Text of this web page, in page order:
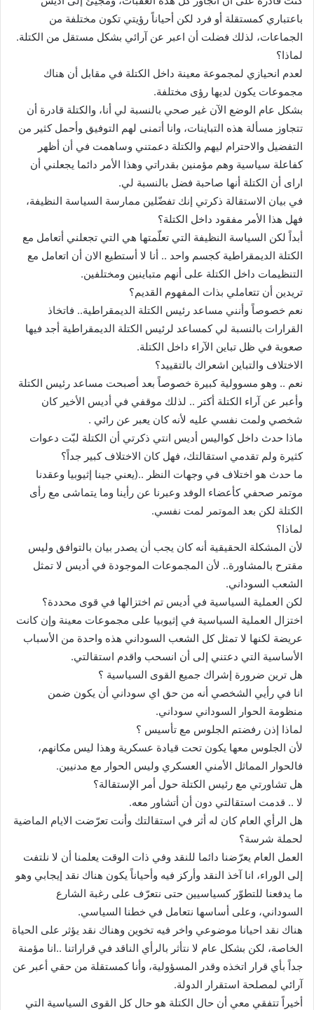
باعتباري كمستقلة أو فرد لكن أحياناً رؤيتي تكون مختلفة من
الجماعات، لذلك فضلت أن اعبر عن آرائي بشكل مستقل من الكتلة.
لماذا؟
لعدم انحيازي لمجموعة معينة داخل الكتلة في مقابل أن هناك
مجموعات يكون لديها رؤى مختلفة.
بشكل عام الوضع الآن غير صحي بالنسبة لي أنا، والكتلة قادرة أن
تتجاوز مسألة هذه التباينات، وانا أتمنى لهم التوفيق وأحمل كثير من
التفضيل والاحترام ليهم والكتلة دعمتني وساهمت في أن أظهر
كفاعلة سياسية وهم مؤمنين بقدراتي وهذا الأمر دائما يجعلني أن
اراى أن الكتلة أنها صاحبة فضل بالنسبة لي.
في بيان الاستقالة ذكرتي إنك تفضّلين ممارسة السياسة النظيفة،
فهل هذا الأمر مفقود داخل الكتلة؟
أبداً لكن السياسة النظيفة التي تعلّمتها هي التي تجعلني أتعامل مع
الكتلة الديمقراطية كجسم واحد .. أنا لا أستطيع الان أن اتعامل مع
التنظيمات داخل الكتلة على أنهم متباينين ومختلفين.
تريدين أن تتعاملي بذات المفهوم القديم؟
نعم خصوصاً وأنني مساعد رئيس الكتلة الديمقراطية.. فاتخاذ
القرارات بالنسبة لي كمساعد لرئيس الكتلة الديمقراطية أجد فيها
صعوبة في ظل تباين الآراء داخل الكتلة.
الاختلاف والتباين اشعراك بالتقييد؟
نعم .. وهو مسوولية كبيرة خصوصاً بعد أصبحت مساعد رئيس الكتلة
وأعبر عن آراء الكتلة أكتر .. لذلك موقفي في أديس الأخير كان
شخصي ولمت نفسي عليه لأنه كان يعبر عن رائي .
ماذا حدث داخل كواليس أديس انتي ذكرتي أن الكتلة لبّت دعوات
كثيرة ولم تقدمي استقالتك، فهل كان الاختلاف كبير جداً؟
ما حدث هو اختلاف في وجهات النظر ..(يعني جينا إثيوبيا وعقدنا
موتمر صحفي كأعضاء الوفد وعبرنا عن رأينا وما يتماشى مع رأى
الكتلة لكن بعد الموتمر لمت نفسي.
لماذا؟
لأن المشكلة الحقيقية أنه كان يجب أن يصدر بيان بالتوافق وليس
مقترح بالمشاورة.. لأن المجموعات الموجودة في أديس لا تمثل
الشعب السوداني.
لكن العملية السياسية في أديس تم اختزالها في قوى محددة؟
اختزال العملية السياسية في إثيوبيا على مجموعات معينة وإن كانت
عريضة لكنها لا تمثل كل الشعب السوداني هذه واحدة من الأسباب
الأساسية التي دعتني إلى أن انسحب واقدم استقالتي.
هل ترين ضرورة إشراك جميع القوى السياسية ؟
انا في رأيي الشخصي أنه من حق اي سوداني أن يكون ضمن
منظومة الحوار السوداني سوداني.
لماذا إذن رفضتم الجلوس مع تأسيس ؟
لأن الجلوس معها يكون تحت قيادة عسكرية وهذا ليس مكانهم،
فالحوار المماثل الأمني العسكري وليس الحوار مع مدنيين.
هل تشاورتي مع رئيس الكتلة حول أمر الإستقالة؟
لا .. قدمت استقالتي دون أن أتشاور معه.
هل الرأي العام كان له أثر في استقالتك وأنت تعرّضت الايام الماضية
لحملة شرسة؟
العمل العام يعرّضنا دائما للنقد وفي ذات الوقت يعلمنا أن لا نلتفت
إلى الوراء، انا آخذ النقد وأركز فيه وأحياناً يكون هناك نقد إيجابي وهو
ما يدفعنا للتطوّر كسياسيين حتى نتعرّف على رغبة الشارع
السوداني، وعلى أساسها نتعامل في خطنا السياسي.
هناك نقد احيانا موضوعي واخر فيه تخوين وهناك نقد يؤثر على الحياة
الخاصة، لكن بشكل عام لا نتأثر بالرأي الناقد في قراراتنا ..انا مؤمنة
جداً بأي قرار اتخذه وقدر المسؤولية، وأنا كمستقلة من حقي أعبر عن
آرائي لمصلحة استقرار الدولة.
أخيراً تتفقي معي أن حال الكتلة هو حال كل القوى السياسية التي